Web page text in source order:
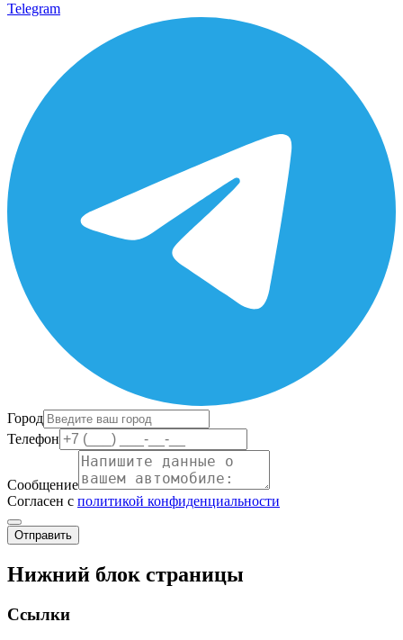
Telegram
Город
Телефон
Сообщение
Согласен с политикой конфиденциальности
Отправить
Нижний блок страницы
Ссылки